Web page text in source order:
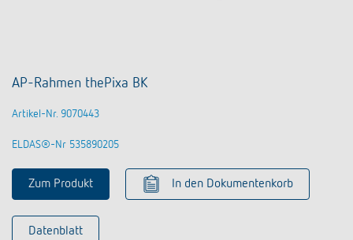
AP-Rahmen thePixa BK
Artikel-Nr. 9070443
ELDAS®-Nr 535890205
Zum Produkt In den Dokumentenkorb
Datenblatt